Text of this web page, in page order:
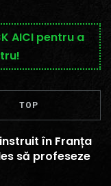
AICI pentru a
TOP
în Franța
să profeseze